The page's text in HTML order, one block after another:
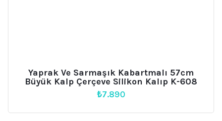
Yaprak Ve Sarmaşık Kabartmalı 57cm
Büyük Kalp Çerçeve Silikon Kalıp K-608
₺7.890